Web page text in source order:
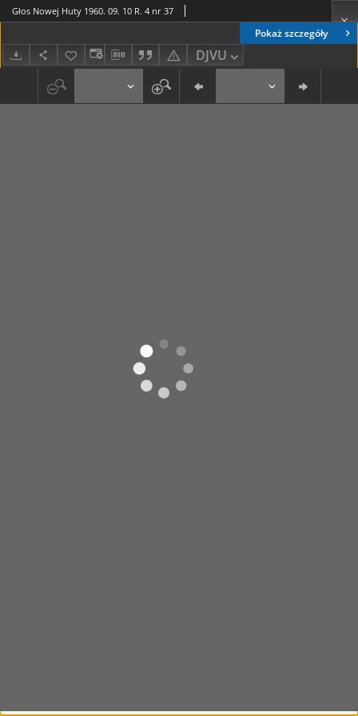
Pokaż szczegóły
DJVU
Głos Nowej Huty 1960. 09. 10 R. 4 nr 37